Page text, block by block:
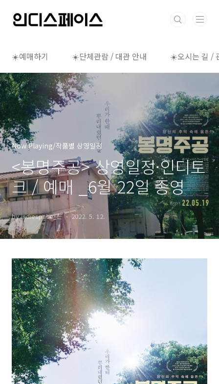
☀️예매하기 ☀️단체관람 / 대관 안내 ☀️오시는 길 /
Now Playing/작품별 상영일정
<봉명주공> 상영일정·인디토
크 / 예매 _6월 22일 종영
by indiespace_은 2022. 5. 12.